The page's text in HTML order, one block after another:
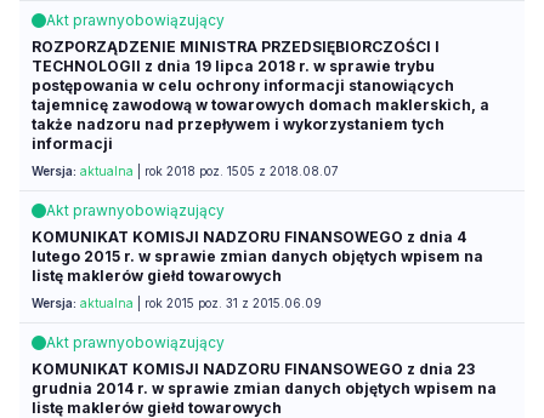
Akt prawnyobowiązujący
ROZPORZĄDZENIE MINISTRA PRZEDSIĘBIORCZOŚCI I
TECHNOLOGII z dnia 19 lipca 2018 r. w sprawie trybu
postępowania w celu ochrony informacji stanowiących
tajemnicę zawodową w towarowych domach maklerskich, a
także nadzoru nad przepływem i wykorzystaniem tych
informacji
Wersja: aktualna | rok 2018 poz. 1505 z 2018.08.07
Akt prawnyobowiązujący
KOMUNIKAT KOMISJI NADZORU FINANSOWEGO z dnia 4
lutego 2015 r. w sprawie zmian danych objętych wpisem na
listę maklerów giełd towarowych
Wersja: aktualna | rok 2015 poz. 31 z 2015.06.09
Akt prawnyobowiązujący
KOMUNIKAT KOMISJI NADZORU FINANSOWEGO z dnia 23
grudnia 2014 r. w sprawie zmian danych objętych wpisem na
listę maklerów giełd towarowych